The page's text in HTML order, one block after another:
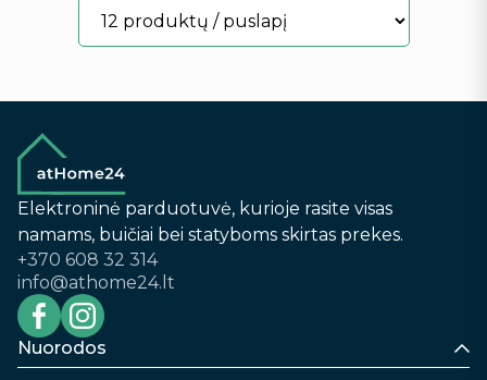
Elektroninė parduotuvė, kurioje rasite visas
namams, buičiai bei statyboms skirtas prekes.
+370 608 32 314
info@athome24.lt
Nuorodos